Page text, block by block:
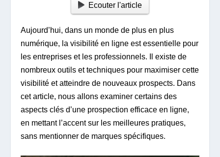
Ecouter l'article
Aujourd’hui, dans un monde de plus en plus
numérique, la visibilité en ligne est essentielle pour
les entreprises et les professionnels. Il existe de
nombreux outils et techniques pour maximiser cette
visibilité et atteindre de nouveaux prospects. Dans
cet article, nous allons examiner certains des
aspects clés d’une prospection efficace en ligne,
en mettant l’accent sur les meilleures pratiques,
sans mentionner de marques spécifiques.